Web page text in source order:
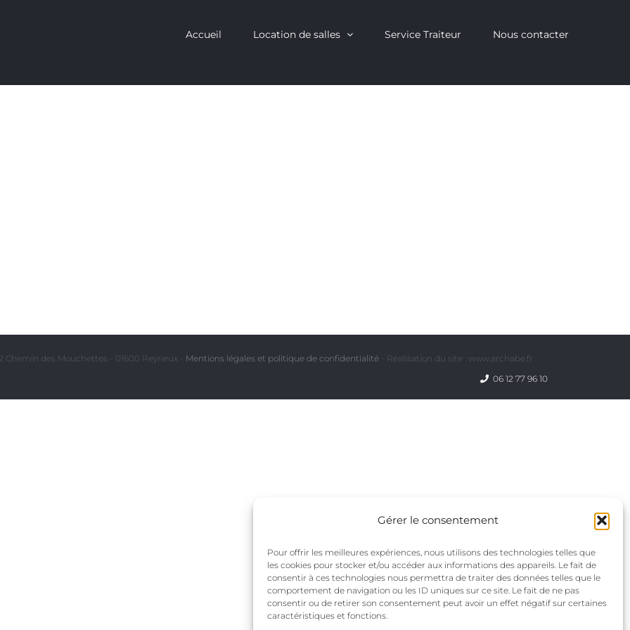
Gérer le consentement
Pour offrir les meilleures expériences, nous utilisons des technologies telles que
les cookies pour stocker et/ou accéder aux informations des appareils. Le fait de
consentir à ces technologies nous permettra de traiter des données telles que le
comportement de navigation ou les ID uniques sur ce site. Le fait de ne pas
consentir ou de retirer son consentement peut avoir un effet négatif sur certaines
caractéristiques et fonctions.
Accueil Location de salles Service Traiteur Nous contacter
Chemin des Mouchettes - 01600 Reyrieux - Mentions légales et politique de confidentialité - Réalisation du site : www.archabe.fr
06 12 77 96 10